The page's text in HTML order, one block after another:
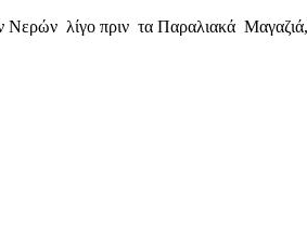
λίγο πριν τα Παραλιακά